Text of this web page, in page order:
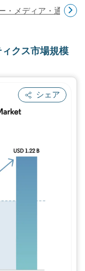
・メディア・通信研
クス市場規模
シェア